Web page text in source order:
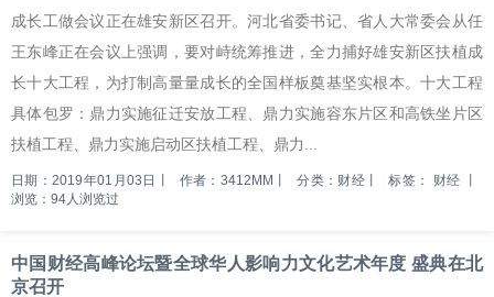
成长工做会议正在雄安新区召开。河北省委书记、省人大常委会从任
王东峰正在会议上强调，要对峙统筹推进，全力捕好雄安新区扶植成
长十大工程，为打制高量量成长的全国样板奠基坚实根本。十大工程
具体包罗：鼎力实施征迁安放工程、鼎力实施容东片区和高铁坐片区
扶植工程、鼎力实施启动区扶植工程、鼎力...
日期：2019年01月03日 作者：3412MM 分类：财经 标签： 财经
浏览：94人浏览过
中国财经高峰论坛暨全球华人影响力文化艺术年度 盛典在北
京召开